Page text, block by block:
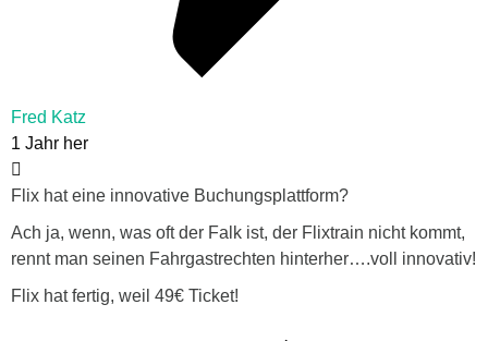
Fred Katz
1 Jahr her
Flix hat eine innovative Buchungsplattform?
Ach ja, wenn, was oft der Falk ist, der Flixtrain nicht kommt,
rennt man seinen Fahrgastrechten hinterher….voll innovativ!
Flix hat fertig, weil 49€ Ticket!